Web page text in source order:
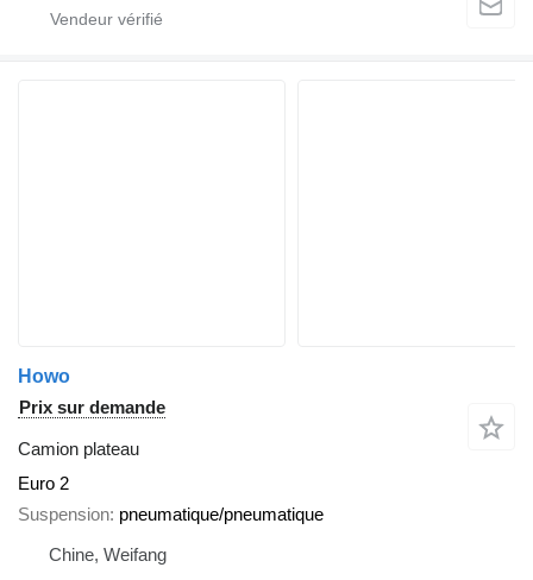
Howo
Prix sur demande
Camion plateau
Euro 2
Suspension pneumatique/pneumatique
Chine, Weifang